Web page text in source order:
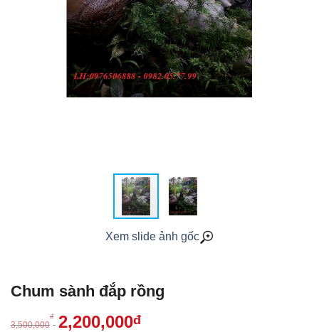
Xem slide ảnh gốc
Chum sành đắp rồng
3,500,000
đ 2,200,000đ